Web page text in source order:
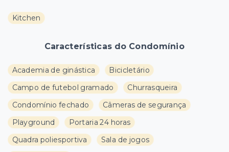
Kitchen
Características do Condomínio
Academia de ginástica
Bicicletário
Campo de futebol gramado
Churrasqueira
Condomínio fechado
Câmeras de segurança
Playground
Portaria 24 horas
Quadra poliesportiva
Sala de jogos